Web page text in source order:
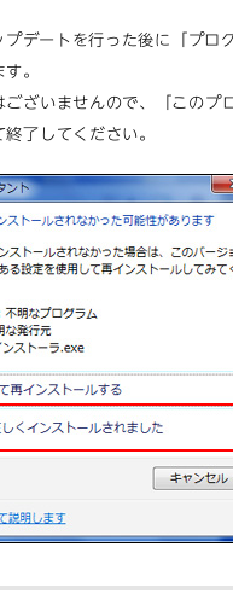
デートを行った後に「プロ
。
ございませんので、「このプ
了してください。